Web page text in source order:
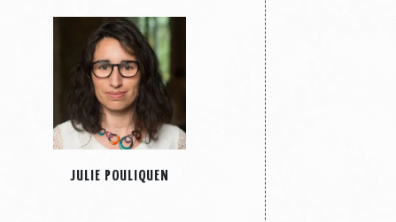
JULIE POULIQUEN